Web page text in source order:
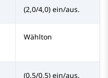
(2,0/4,0) ein/aus.
Wählton
(0,5/0,5) ein/aus.